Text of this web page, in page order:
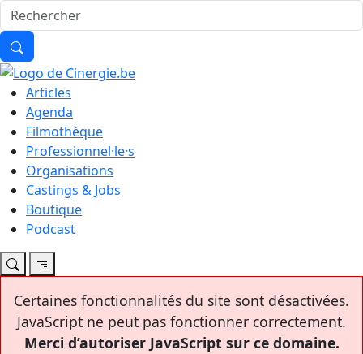
Articles
Agenda
Filmothèque
Professionnel·le·s
Organisations
Castings & Jobs
Boutique
Podcast
Certaines fonctionnalités du site sont désactivées.
JavaScript ne peut pas fonctionner correctement.
Merci d’autoriser JavaScript sur ce domaine.